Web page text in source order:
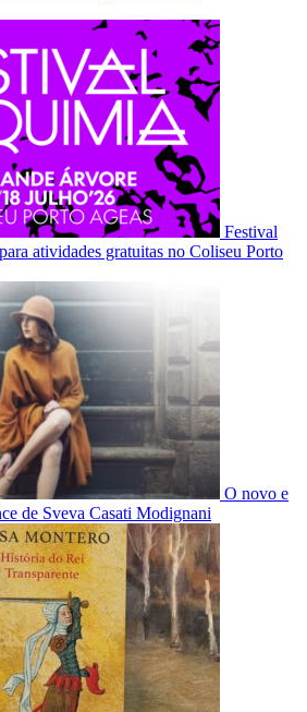
Festival
atividades gratuitas no Coliseu Porto
O novo e
de Sveva Casati Modignani